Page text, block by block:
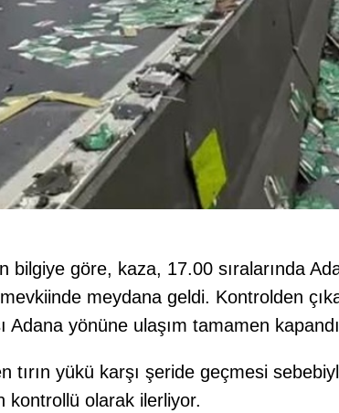
bilgiye göre, kaza, 17.00 sıralarında
meydana geldi. Kontrolden
Adana yönüne ulaşım tamamen
tırın yükü karşı şeride geçmesi
kontrollü olarak ilerliyor.